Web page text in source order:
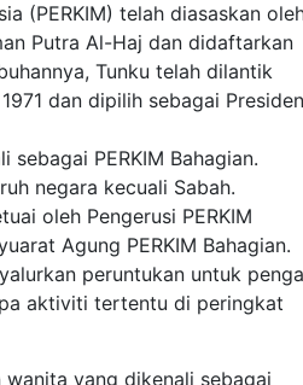
(PERKIM) telah diasaskan
Putra Al-Haj dan didaftarkan
Tunku telah dilantik
dan dipilih sebagai Presiden
sebagai PERKIM Bahagian.
negara kecuali Sabah.
oleh Pengerusi PERKIM
Agung PERKIM Bahagian.
peruntukan untuk
aktiviti tertentu di peringkat
wanita yang dikenali sebagai